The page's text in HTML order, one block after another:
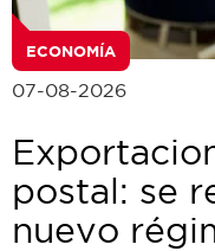
ECONOMÍA
07-08-2026
postal: se
nuevo